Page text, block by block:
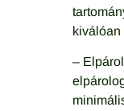
kiválóan
–